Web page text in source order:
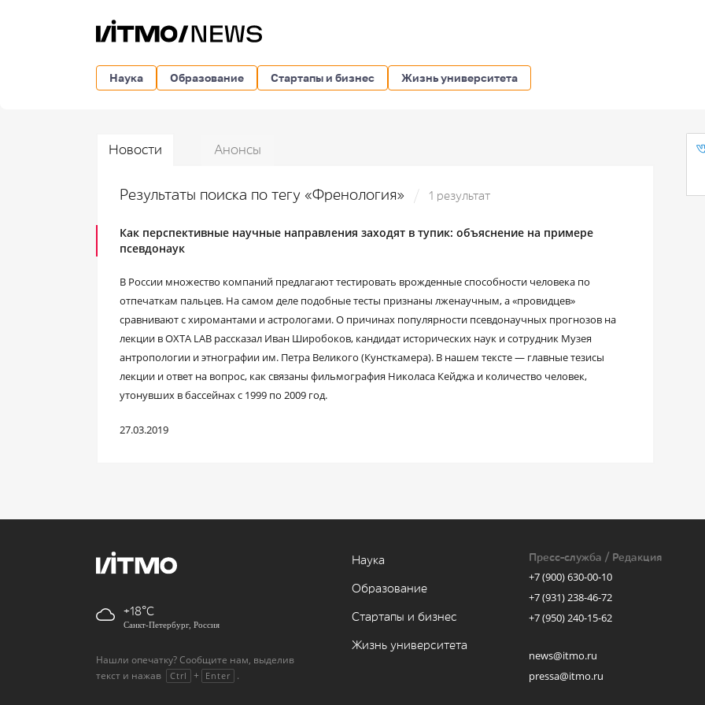
Наука Образование Стартапы и бизнес Жизнь университета
Новости Анонсы
Результаты поиска по тегу «Френология» 1 результат
Как перспективные научные направления заходят в тупик: объяснение на примере
псевдонаук
В России множество компаний предлагают тестировать врожденные способности человека по
отпечаткам пальцев. На самом деле подобные тесты признаны лженаучным, а «провидцев»
сравнивают с хиромантами и астрологами. О причинах популярности псевдонаучных прогнозов на
лекции в ОХТА LAB рассказал Иван Широбоков, кандидат исторических наук и сотрудник Музея
антропологии и этнографии им. Петра Великого (Кунсткамера). В нашем тексте — главные тезисы
лекции и ответ на вопрос, как связаны фильмография Николаса Кейджа и количество человек,
утонувших в бассейнах с 1999 по 2009 год.
27.03.2019
+18
Санкт-Петербург, Россия
Нашли опечатку? Сообщите нам, выделив
текст и нажав
Ctrl + Enter .
Наука
Образование
Стартапы и бизнес
Жизнь университета
Пресс-служба / Редакция
+7 (900) 630-00-10
+7 (931) 238-46-72
+7 (950) 240-15-62
news@itmo.ru
pressa@itmo.ru